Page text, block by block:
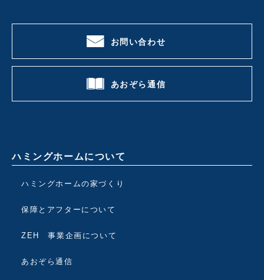
お問い合わせ
あおぞら通信
ハミングホームについて
ハミングホームの家づくり
保障とアフターについて
ZEH 事業企画について
あおぞら通信